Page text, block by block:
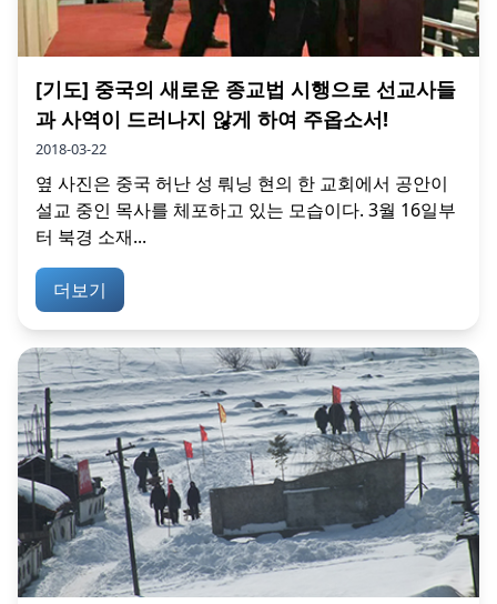
[기도] 중국의 새로운 종교법 시행으로 선교사들
과 사역이 드러나지 않게 하여 주옵소서!
2018-03-22
옆 사진은 중국 허난 성 뤄닝 현의 한 교회에서 공안이
설교 중인 목사를 체포하고 있는 모습이다. 3월 16일부
터 북경 소재...
더보기